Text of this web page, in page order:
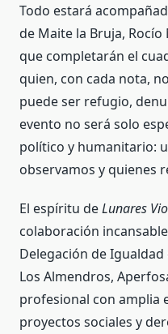
Todo estará
de Maite la Bruja,
que completarán el
quien, con cada nota,
puede ser refugio,
evento no será solo
político y humanitario:
observamos y quienes
El espíritu deLunares
colaboración
Delegación de
Los Almendros,
profesional con amplia
proyectos sociales y